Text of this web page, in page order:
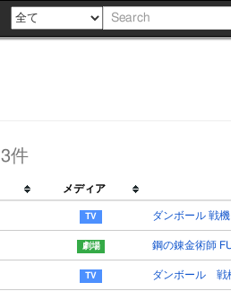
3件
メディア
ダンボール 戦機
鋼の錬金術師
ダンボール